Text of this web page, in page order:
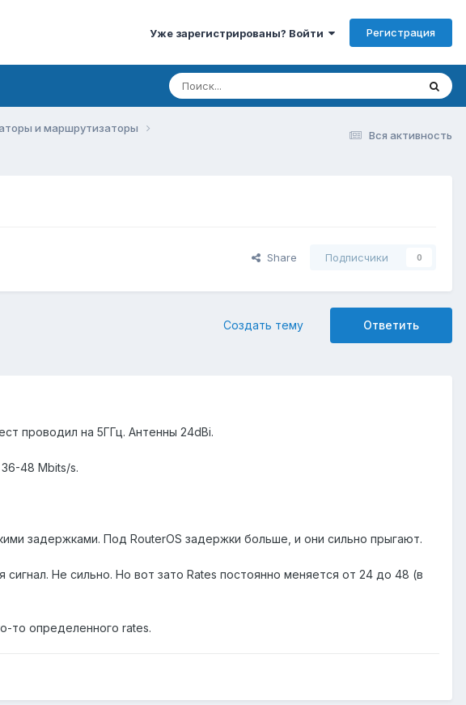
Уже зарегистрированы? Войти Регистрация
Вся активность
и маршрутизаторы
Share Подписчики 0
Ответить
Создать тему
проводил на 5ГГц. Антенны 24dBi.
48 Mbits/s.
задержками. Под RouterOS задержки больше, и они сильно прыгают.
Не сильно. Но вот зато Rates постоянно меняется от 24 до 48 (в
то определенного rates.